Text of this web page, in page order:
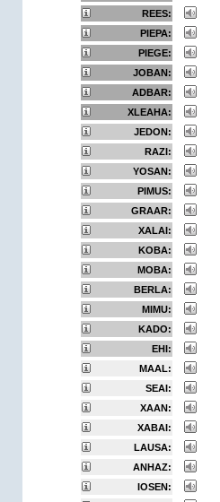
REES:
PIEPA:
PIEGE:
JOBAN:
ADBAR:
XLEAHA:
JEDON:
RAZI:
YOSAN:
PIMUS:
GRAAR:
XALAI:
KOBA:
MOBA:
BERLA:
MIMU:
KADO:
EHI:
MAAL:
SEAI:
XAAN:
XABAI:
LAUSA:
ANHAZ:
IOSEN: